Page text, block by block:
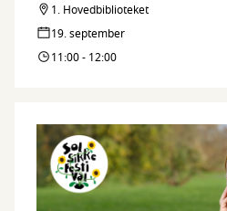
inkluderende fællesskaber med fokus
1. Hovedbiblioteket
19. september
11:00 - 12:00